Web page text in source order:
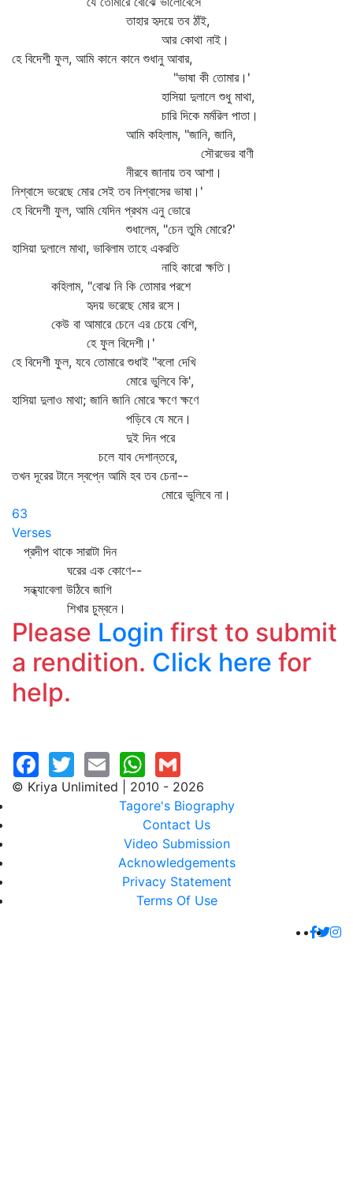
তাহার হৃদয়ে তব ঠাঁই,
আর কোথা নাই।
হে বিদেশী ফুল, আমি কানে কানে শুধানু আবার,
"ভাষা কী তোমার।'
হাসিয়া দুলালে শুধু মাথা,
চারি দিকে মর্মরিল পাতা।
আমি কহিলাম, "জানি, জানি,
সৌরভের বাণী
নীরবে জানায় তব আশা।
নিশ্বাসে ভরেছে মোর সেই তব নিশ্বাসের ভাষা।'
হে বিদেশী ফুল, আমি যেদিন প্রথম এনু ভোরে
শুধালেম, "চেন তুমি মোরে?'
হাসিয়া দুলালে মাথা, ভাবিলাম তাহে একরতি
নাহি কারো ক্ষতি।
কহিলাম, "বোঝ নি কি তোমার পরশে
হৃদয় ভরেছে মোর রসে।
কেউ বা আমারে চেনে এর চেয়ে বেশি,
হে ফুল বিদেশী।'
হে বিদেশী ফুল, যবে তোমারে শুধাই "বলো দেখি
মোরে ভুলিবে কি',
হাসিয়া দুলাও মাথা; জানি জানি মোরে ক্ষণে ক্ষণে
পড়িবে যে মনে।
দুই দিন পরে
চলে যাব দেশান্তরে,
তখন দূরের টানে স্বপ্নে আমি হব তব চেনা--
মোরে ভুলিবে না।
63
Verses
প্রদীপ থাকে সারাটা দিন
ঘরের এক কোণে--
সন্ধ্যাবেলা উঠিবে জাগি
শিখার চুম্বনে।
Please Login first to submit
a rendition. Click here for
help.
© Kriya Unlimited | 2010 - 2026
Tagore's Biography
Contact Us
Video Submission
Acknowledgements
Privacy Statement
Terms Of Use